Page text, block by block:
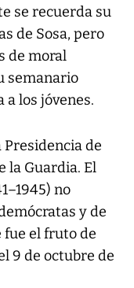
se recuerda su
de Sosa, pero
de moral
semanario
a los jóvenes.
Presidencia de
la Guardia. El
no
y de
el fruto de
9 de octubre de